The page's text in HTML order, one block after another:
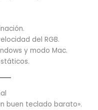
del RGB.
y modo Mac.
buen teclado barato».